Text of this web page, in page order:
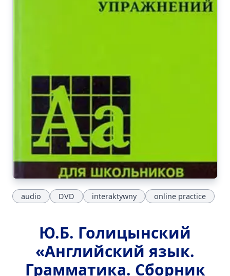
audio DVD interaktywny online practice
Ю.Б. Голицынский
«Английский язык.
Грамматика. Сборник